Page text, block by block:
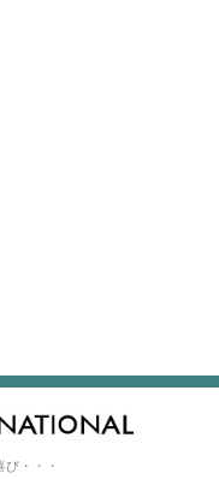
・・・